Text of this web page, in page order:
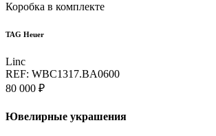
Коробка в комплекте
TAG Heuer
Linc
REF: WBC1317.BA0600
80 000 ₽
Ювелирные украшения